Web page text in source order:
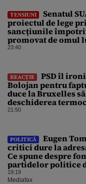
TENSIUNI
Senatul
proiectul de lege
sancțiunile
promovat de omul
23:40
REACȚIE
PSD îl
Bolojan pentru
duce la Bruxelles
deschiderea
„Pentru că a dat afară
21:50
POLITICĂ
Eugen
critici dure la
Ce spune despre
partidelor politice
de stat
19:19
Mediafax